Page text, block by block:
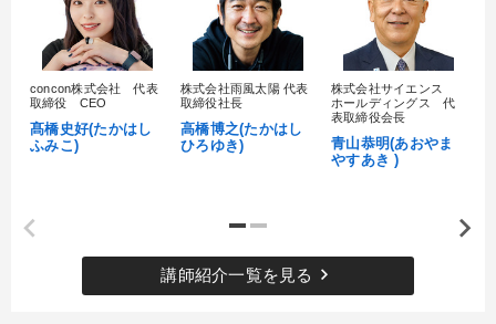
concon株式会社 代表
取締役 CEO
髙橋史好(たかはし
ふみこ)
株式会社雨風太陽 代表
取締役社長
高橋博之(たかはし
ひろゆき)
株式会社サイエンス
ホールディングス 代
表取締役会長
青山恭明(あおやま
やすあき )
講師紹介一覧を見る keyboard_arrow_right